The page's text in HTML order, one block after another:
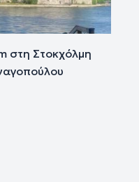
στη Στοκχόλμη